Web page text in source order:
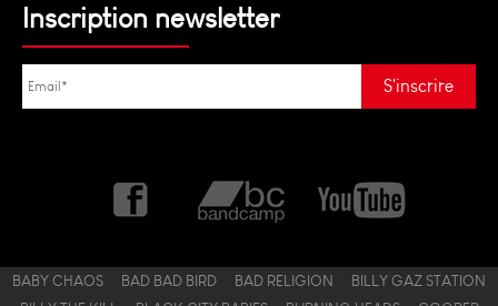
Inscription newsletter
BABY CHAOS BAD BAD BIRD BAD RELIGION
BILLY GAZ STATION